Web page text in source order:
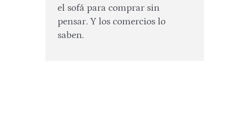
el sofá para comprar sin
pensar. Y los comercios lo
saben.